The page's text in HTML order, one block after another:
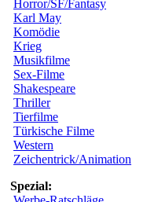
Horror/SF/Fantasy
Karl May
Komödie
Krieg
Musikfilme
Sex-Filme
Shakespeare
Thriller
Tierfilme
Türkische Filme
Western
Zeichentrick/Animation
Spezial: